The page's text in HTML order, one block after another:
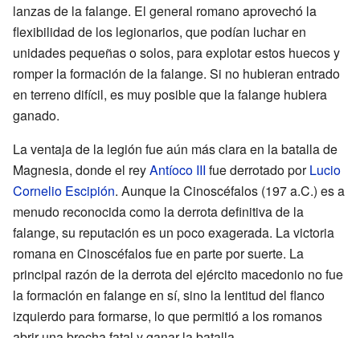
lanzas de la falange. El general romano aprovechó la
flexibilidad de los legionarios, que podían luchar en
unidades pequeñas o solos, para explotar estos huecos y
romper la formación de la falange. Si no hubieran entrado
en terreno difícil, es muy posible que la falange hubiera
ganado.
La ventaja de la legión fue aún más clara en la batalla de
Magnesia, donde el reyAntíoco III fue derrotado porLucio
Cornelio Escipión. Aunque la Cinoscéfalos (197 a.C.) es a
menudo reconocida como la derrota definitiva de la
falange, su reputación es un poco exagerada. La victoria
romana en Cinoscéfalos fue en parte por suerte. La
principal razón de la derrota del ejército macedonio no fue
la formación en falange en sí, sino la lentitud del flanco
izquierdo para formarse, lo que permitió a los romanos